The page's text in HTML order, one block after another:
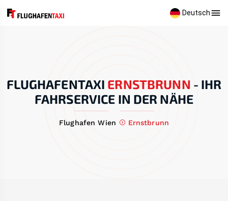
Deutsch
FLUGHAFENTAXI ERNSTBRUNN - IHR
FAHRSERVICE IN DER NÄHE
Flughafen Wien Ernstbrunn